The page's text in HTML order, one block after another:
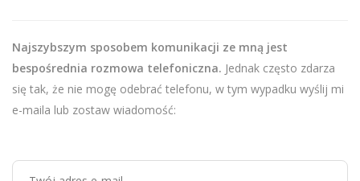
Najszybszym sposobem komunikacji ze mną jest
bespośrednia rozmowa telefoniczna. Jednak często zdarza
się tak, że nie mogę odebrać telefonu, w tym wypadku wyślij mi
e-maila lub zostaw wiadomość: